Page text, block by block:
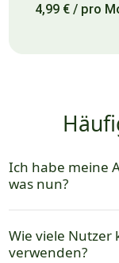
4,99 € / pro
Ich habe meine
was nun?
Wie viele Nutzer
verwenden?